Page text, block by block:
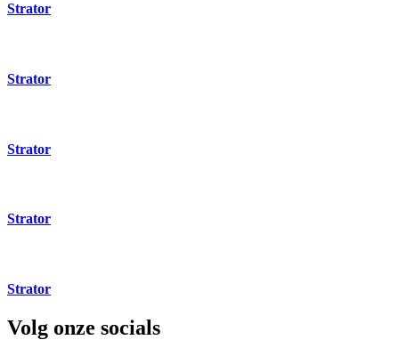
Strator
Strator
Strator
Strator
Strator
Volg onze socials